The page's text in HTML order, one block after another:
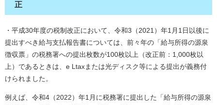
正
・平成30年度の税制改正において、令和3（2021）年1月1日以後に
提出すべき給与支払報告書については、前々年の「給与所得の源泉
徴収票」の税務署への提出枚数が100枚以上（改正前：1,000枚以
上）であるときは、e Ltaxまたは光ディスク等による提出が義務付
けられました。
例えば、令和4（2022）年1月に税務署に提出した「給与所得の源泉